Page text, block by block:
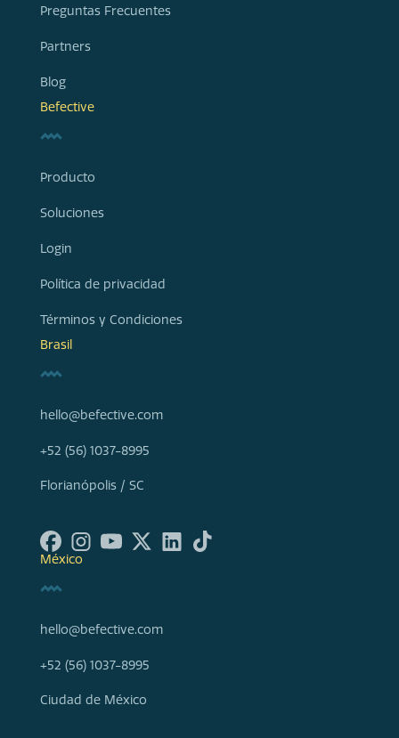
Preguntas Frecuentes
Partners
Blog
Befective
Producto
Soluciones
Login
Política de privacidad
Términos y Condiciones
Brasil
hello@befective.com
+52 (56) 1037-8995
Florianópolis / SC
México
hello@befective.com
+52 (56) 1037-8995
Ciudad de México